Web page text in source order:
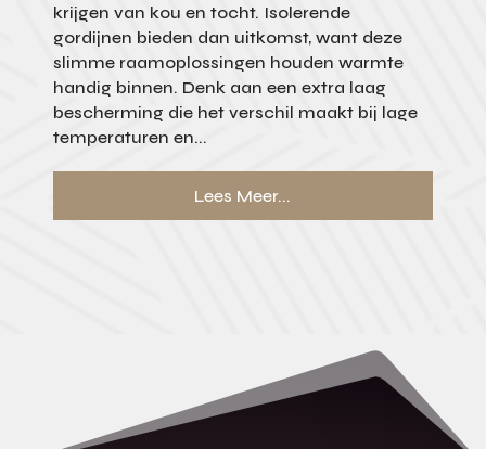
krijgen van kou en tocht. Isolerende
gordijnen bieden dan uitkomst, want deze
slimme raamoplossingen houden warmte
handig binnen. Denk aan een extra laag
bescherming die het verschil maakt bij lage
temperaturen en...
Lees Meer...